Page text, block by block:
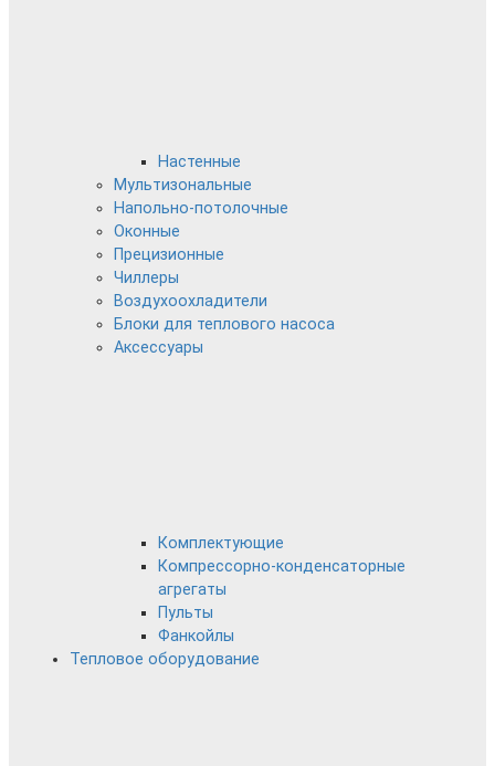
Настенные
Мультизональные
Напольно-потолочные
Оконные
Прецизионные
Чиллеры
Воздухоохладители
Блоки для теплового насоса
Аксессуары
Комплектующие
Компрессорно-конденсаторные
агрегаты
Пульты
Фанкойлы
Тепловое оборудование